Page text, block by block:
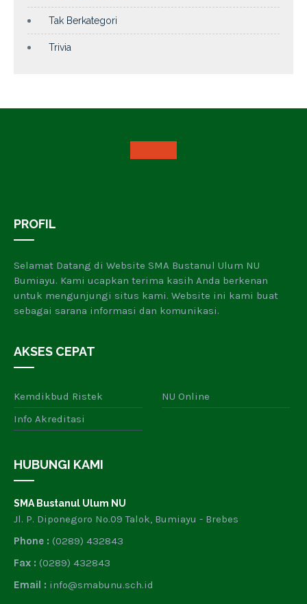
Tak Berkategori
Trivia
PROFIL
Selamat Datang di Website SMA Bustanul Ulum NU
Bumiayu. Kami ucapkan terima kasih Anda berkenan
untuk mengunjungi situs kami. Website ini kami buat
sebagai sarana informasi dan komunikasi.
AKSES CEPAT
Kemdikbud Ristek
NU Online
Info Akreditasi
HUBUNGI KAMI
SMA Bustanul Ulum NU
Jl. P. Diponegoro No.09 Talok, Bumiayu - Brebes
Phone : (0289) 432843
Fax : (0289) 432843
Email : info@smabunu.sch.id